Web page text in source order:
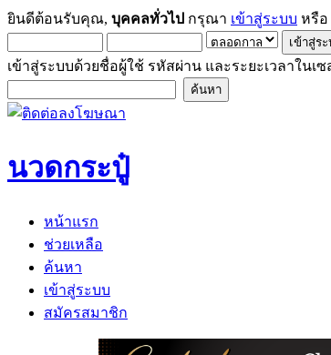
ยินดีต้อนรับคุณ, บุคคลทั่วไป กรุณา เข้าสู่ระบบ หรือ
เข้าสู่ระบบด้วยชื่อผู้ใช้ รหัสผ่าน และระยะเวลาในเ
นวดกระปู๋
หน้าแรก
ช่วยเหลือ
ค้นหา
เข้าสู่ระบบ
สมัครสมาชิก